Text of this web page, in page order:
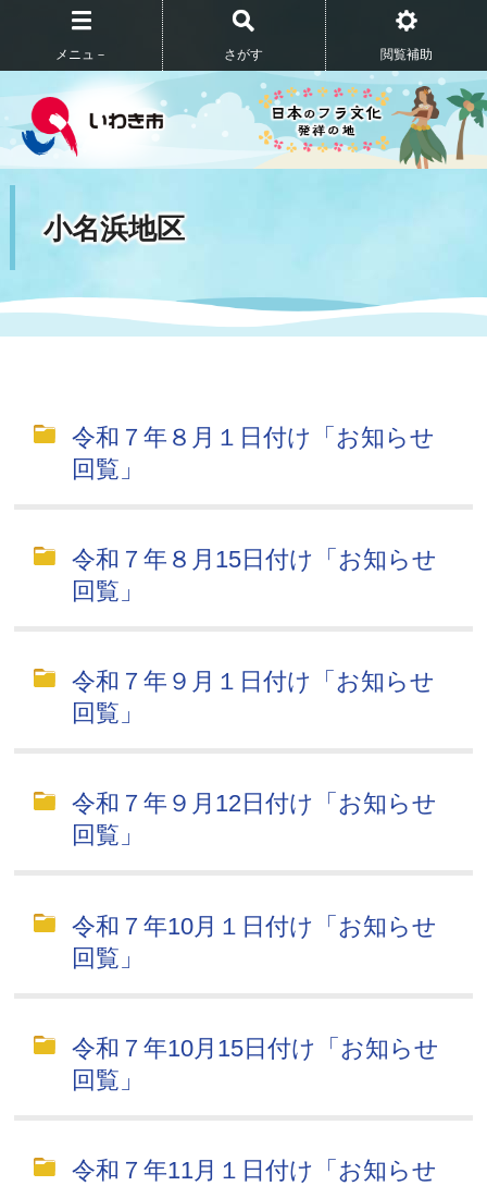
メニュ－ さがす 閲覧補助
小名浜地区
令和７年８月１日付け「お知らせ
回覧」
令和７年８月15日付け「お知らせ
回覧」
令和７年９月１日付け「お知らせ
回覧」
令和７年９月12日付け「お知らせ
回覧」
令和７年10月１日付け「お知らせ
回覧」
令和７年10月15日付け「お知らせ
回覧」
令和７年11月１日付け「お知らせ